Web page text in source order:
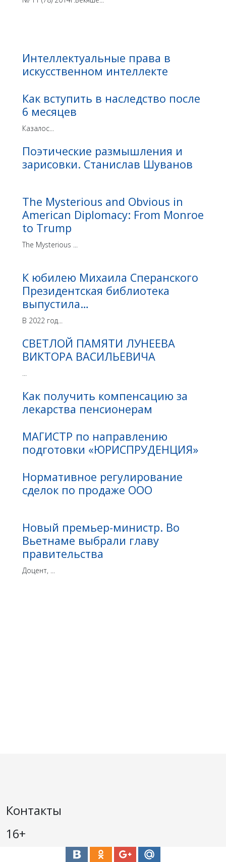
Интеллектуальные права в
искусственном интеллекте
Как вступить в наследство после
6 месяцев
Казалос...
Поэтические размышления и
зарисовки. Станислав Шуванов
The Mysterious and Obvious in
American Diplomacy: From Monroe
to Trump
The Mysterious ...
К юбилею Михаила Сперанского
Президентская библиотека
выпустила…
В 2022 год...
СВЕТЛОЙ ПАМЯТИ ЛУНЕЕВА
ВИКТОРА ВАСИЛЬЕВИЧА
...
Как получить компенсацию за
лекарства пенсионерам
МАГИСТР по направлению
подготовки «ЮРИСПРУДЕНЦИЯ»
Нормативное регулирование
сделок по продаже ООО
Новый премьер-министр. Во
Вьетнаме выбрали главу
правительства
Доцент, ...
Контакты
16+
Средство массовой информации - сетевое издание